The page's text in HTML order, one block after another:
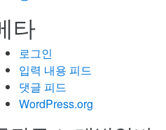
타
로그인
입력 내용 피드
댓글 피드
WordPress.org